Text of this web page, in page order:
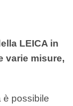
LEICA in
varie misure,
è possibile